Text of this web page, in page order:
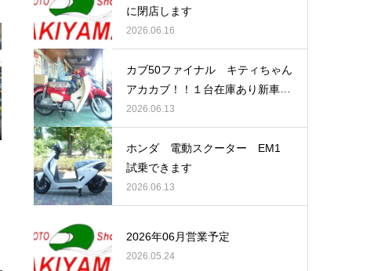
に閉店します
2026.06.16
カブ50ファイナル キティちゃん
アカカブ！！１台在庫あり新車で
す
2026.06.13
ホンダ 電動スクーター EM1
試乗できます
2026.06.13
2026年06月営業予定
2026.05.24